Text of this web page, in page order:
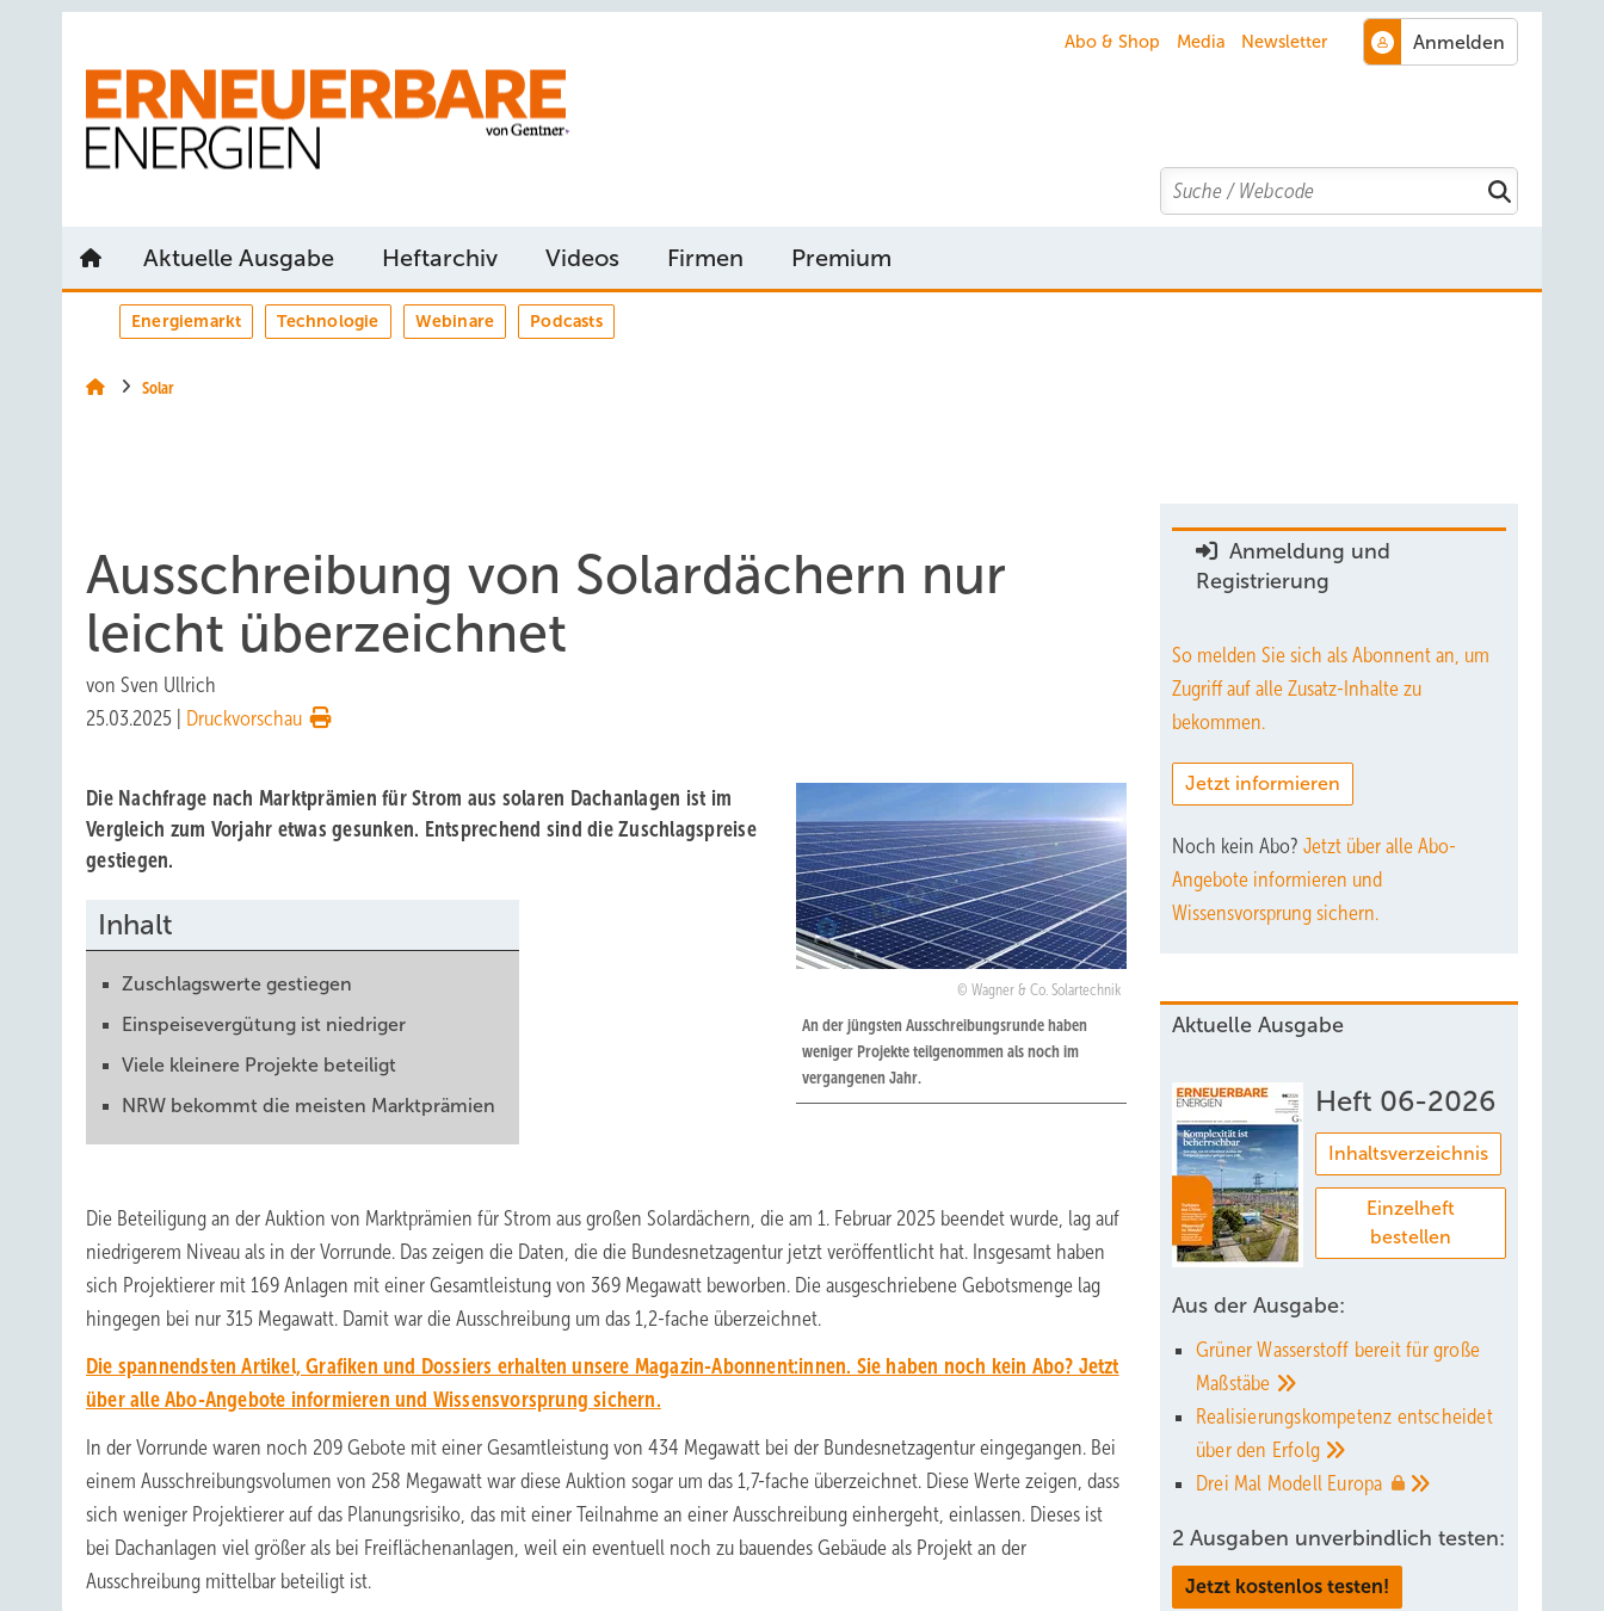
Abo & Shop Media Newsletter
Search
Aktuelle Ausgabe Heftarchiv Videos Firmen Premium
Energiemarkt Technologie Webinare Podcasts
Solar
Ausschreibung von Solardächern nur
leicht überzeichnet
von Sven Ullrich
25.03.2025
Druckvorschau
Wagner & Co. Solartechnik
An der jüngsten Ausschreibungsrunde haben
weniger Projekte teilgenommen als noch im
vergangenen Jahr.
Die Nachfrage nach Marktprämien für Strom aus solaren Dachanlagen ist im
Vergleich zum Vorjahr etwas gesunken. Entsprechend sind die Zuschlagspreise
gestiegen.
Inhalt
Zuschlagswerte gestiegen
Einspeisevergütung ist niedriger
Viele kleinere Projekte beteiligt
NRW bekommt die meisten Marktprämien
Die Beteiligung an der Auktion von Marktprämien für Strom aus großen Solardächern, die am 1. Februar 2025 beendet wurde, lag auf
niedrigerem Niveau als in der Vorrunde. Das zeigen die Daten, die die Bundesnetzagentur jetzt veröffentlicht hat. Insgesamt haben
sich Projektierer mit 169 Anlagen mit einer Gesamtleistung von 369 Megawatt beworben. Die ausgeschriebene Gebotsmenge lag
hingegen bei nur 315 Megawatt. Damit war die Ausschreibung um das 1,2-fache überzeichnet.
Die spannendsten Artikel, Grafiken und Dossiers erhalten unsere Magazin-Abonnent:innen. Sie haben noch kein Abo? Jetzt
über alle Abo-Angebote informieren und Wissensvorsprung sichern.
In der Vorrunde waren noch 209 Gebote mit einer Gesamtleistung von 434 Megawatt bei der Bundesnetzagentur eingegangen. Bei
einem Ausschreibungsvolumen von 258 Megawatt war diese Auktion sogar um das 1,7-fache überzeichnet. Diese Werte zeigen, dass
sich weniger Projektierer auf das Planungsrisiko, das mit einer Teilnahme an einer Ausschreibung einhergeht, einlassen. Dieses ist
bei Dachanlagen viel größer als bei Freiflächenanlagen, weil ein eventuell noch zu bauendes Gebäude als Projekt an der
Ausschreibung mittelbar beteiligt ist.
Anmeldung und
Registrierung
So melden Sie sich als Abonnent an, um
Zugriff auf alle Zusatz-Inhalte zu
bekommen.
Jetzt informieren
Noch kein Abo? Jetzt über alle Abo-
Angebote informieren und
Wissensvorsprung sichern.
Aktuelle Ausgabe
Heft 06-2026
Inhaltsverzeichnis
Einzelheft
bestellen
Aus der Ausgabe:
Grüner Wasserstoff bereit für große
Maßstäbe
Realisierungskompetenz entscheidet
über den Erfolg
Drei Mal Modell Europa
2 Ausgaben unverbindlich testen:
Jetzt kostenlos testen!